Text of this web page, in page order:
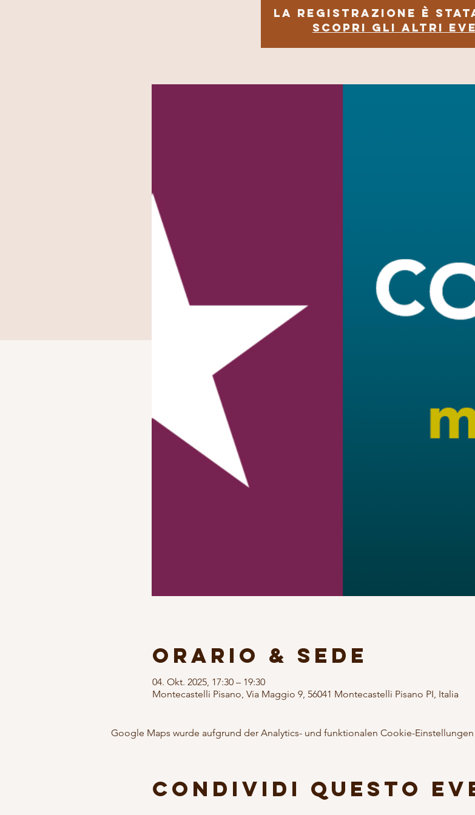
La registrazione è
Scopri gli altri
Orario & Sede
04. Okt. 2025, 17:30 – 19:30
Montecastelli Pisano, Via Maggio 9, 56041 Montecastelli Pisano PI, Italia
Google Maps wurde aufgrund der Analytics- und funktionalen Cookie-
Condividi questo